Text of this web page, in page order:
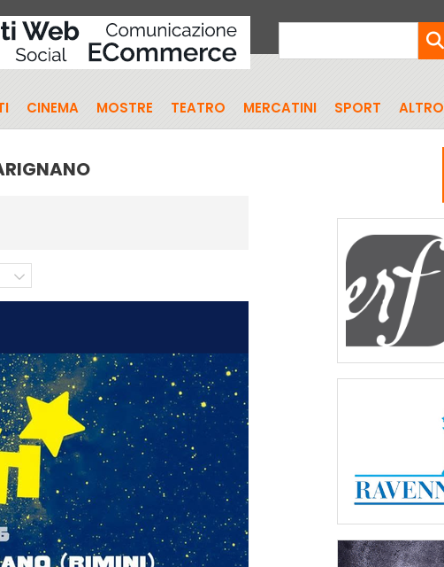
CINEMA MOSTRE TEATRO MERCATINI SPORT ALTRO